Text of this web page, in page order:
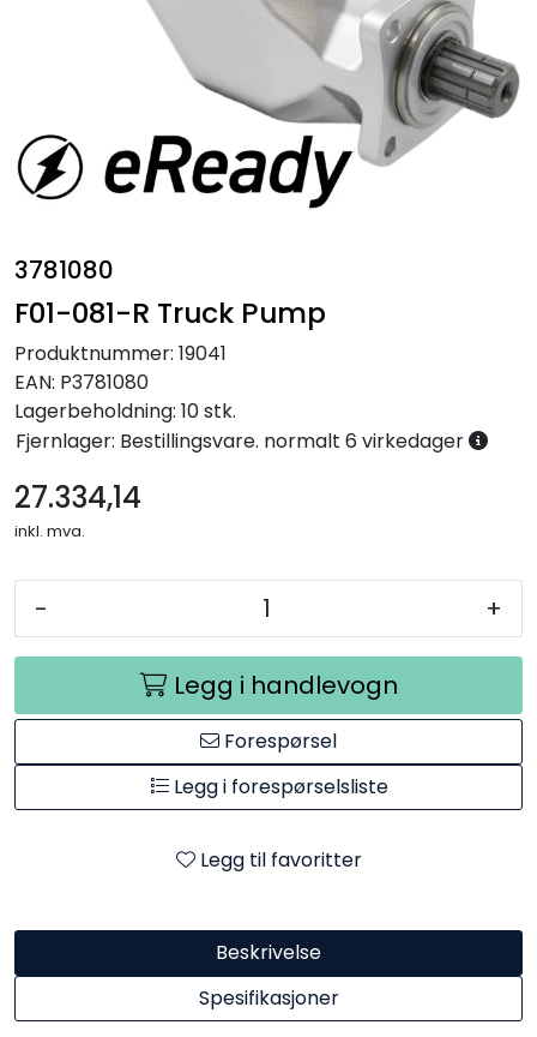
3781080
F01-081-R Truck Pump
Produktnummer: 19041
EAN: P3781080
Lagerbeholdning: 10 stk.
Fjernlager: Bestillingsvare. normalt 6 virkedager
27.334,14
inkl. mva.
- +
Legg i handlevogn
Forespørsel
Legg i forespørselsliste
Legg til favoritter
Beskrivelse
Spesifikasjoner